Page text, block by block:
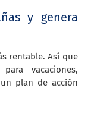
y genera
rentable. Así que
vacaciones,
plan de acción